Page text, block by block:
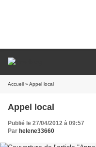
Accueil » Appel local
Appel local
Publié le 27/04/2012 à 09:57
Par helene33660